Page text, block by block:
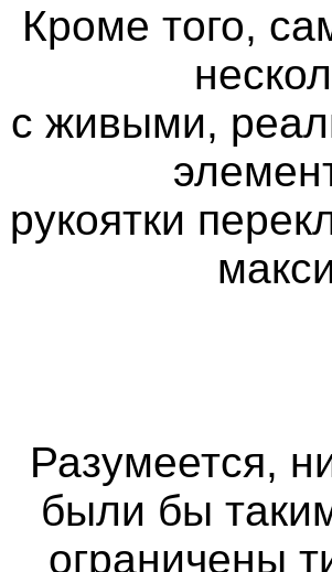
Кроме того,
с живыми,
рукоятки
Разумеется,
были бы
ограничены